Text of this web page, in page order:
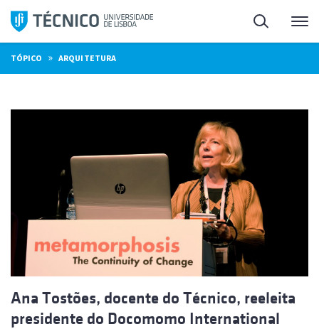
Saltar
para
o
conteúdo
Pesquisa
TÓPICO » ARQUITETURA
Ana Tostões, docente do Técnico, reeleita
presidente do Docomomo International